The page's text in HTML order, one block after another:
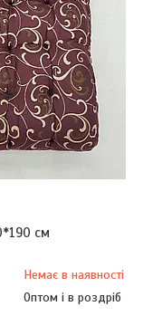
см
Немає в наявності
Оптом і в роздріб